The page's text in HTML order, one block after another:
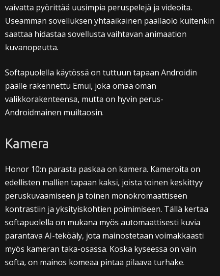
vaivatta pyörittää uusimpia peruspelejä ja videoita.
Useamman sovelluksen yhtäaikainen päälläolo kuitenkin
saattaa hidastaa sovellusta vaihtavan animaation
kuvanopeutta.
Softapuolella käytössä on tuttuun tapaan Androidin
päälle rakennettu Emui, joka omaa oman
valikkorakenteensa, mutta on hyvin perus-
Androidmainen muiltaosin.
Kamera
Honor 10:n parasta paskaa on kamera. Kameroita on
edellisten mallien tapaan kaksi, joista toinen keskittyy
peruskuvaamiseen ja toinen monokromaattiseen
kontrastiin ja yksityiskohtien poimimiseen. Tällä kertaa
softapuolella on mukana myös automaattisesti kuvia
parantava AI-teköäly, jota mainostetaan voimakkaasti
myös kameran taka-osassa. Koska kyseessa on vain
softa, on mainos komeaa pintaa pilaava turhake.